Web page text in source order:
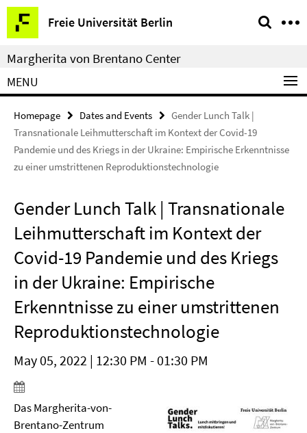
Springe
direkt
zu
Inhalt
Freie Universität Berlin
Service
Navigation
Margherita von Brentano Center
MENU
Homepage Dates and Events
Gender Lunch Talk |
Transnationale Leihmutterschaft im Kontext der Covid-19
Pandemie und des Kriegs in der Ukraine: Empirische Erkenntnisse
zu einer umstrittenen Reproduktionstechnologie
Gender Lunch Talk | Transnationale
Leihmutterschaft im Kontext der
Covid-19 Pandemie und des Kriegs
in der Ukraine: Empirische
Erkenntnisse zu einer umstrittenen
Reproduktionstechnologie
May 05, 2022 | 12:30 PM - 01:30 PM
Das Margherita-von-
Brentano-Zentrum